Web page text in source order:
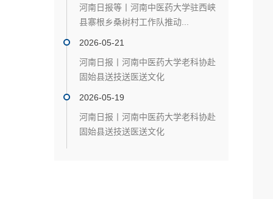
河南日报等丨河南中医药大学驻西峡
县寨根乡桑树村工作队推动...
2026-05-21
河南日报丨河南中医药大学老科协赴
固始县送技送医送文化
2026-05-19
河南日报丨河南中医药大学老科协赴
固始县送技送医送文化